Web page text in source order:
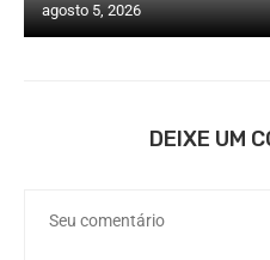
agosto 5, 2026
DEIXE UM